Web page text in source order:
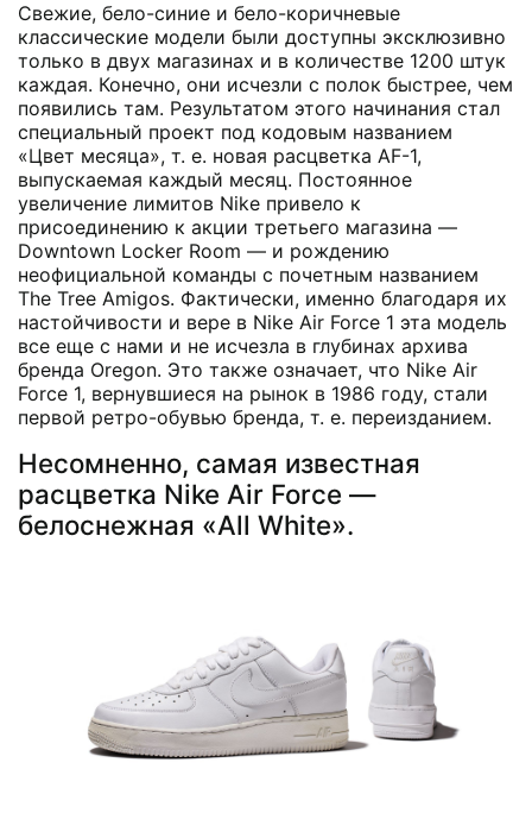
Свежие, бело-синие и бело-коричневые
классические модели были доступны эксклюзивно
только в двух магазинах и в количестве 1200 штук
каждая. Конечно, они исчезли с полок быстрее, чем
появились там. Результатом этого начинания стал
специальный проект под кодовым названием
«Цвет месяца», т. е. новая расцветка AF-1,
выпускаемая каждый месяц. Постоянное
увеличение лимитов Nike привело к
присоединению к акции третьего магазина —
Downtown Locker Room — и рождению
неофициальной команды с почетным названием
The Tree Amigos. Фактически, именно благодаря их
настойчивости и вере в Nike Air Force 1 эта модель
все еще с нами и не исчезла в глубинах архива
бренда Oregon. Это также означает, что Nike Air
Force 1, вернувшиеся на рынок в 1986 году, стали
первой ретро-обувью бренда, т. е. переизданием.
Несомненно, самая известная
расцветка Nike Air Force —
белоснежная «All White».